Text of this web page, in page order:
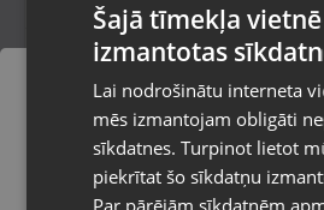
Zelta gredzens
Rīga, Latgales iela 250 k-3
Stāvoklis Restaurēts (Garantija 24
184.00€
Pasūtījumi tiks
izvēlēto valsti
Šajā tīmekļa
izmantotas
Lai nodrošinātu interneta
mēs izmantojam obligāti
sīkdatnes. Turpinot lietot
piekrītat šo sīkdatņu
Par pārējām sīkdatnēm